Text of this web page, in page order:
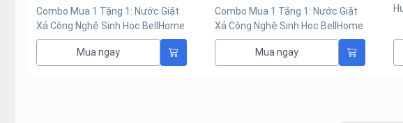
Combo Mua 1 Tặng 1: Nước Giặt
Xả Công Nghệ Sinh Học BellHome
Tím 3,2KG (Tặng Túi Nước Xả Vải
BellHome Đỏ Hương Nước Hoa
Tinh Tế 2KG)
Mua ngay
Hương Nước Hoa Tinh Tế 2KG
Mua ngay